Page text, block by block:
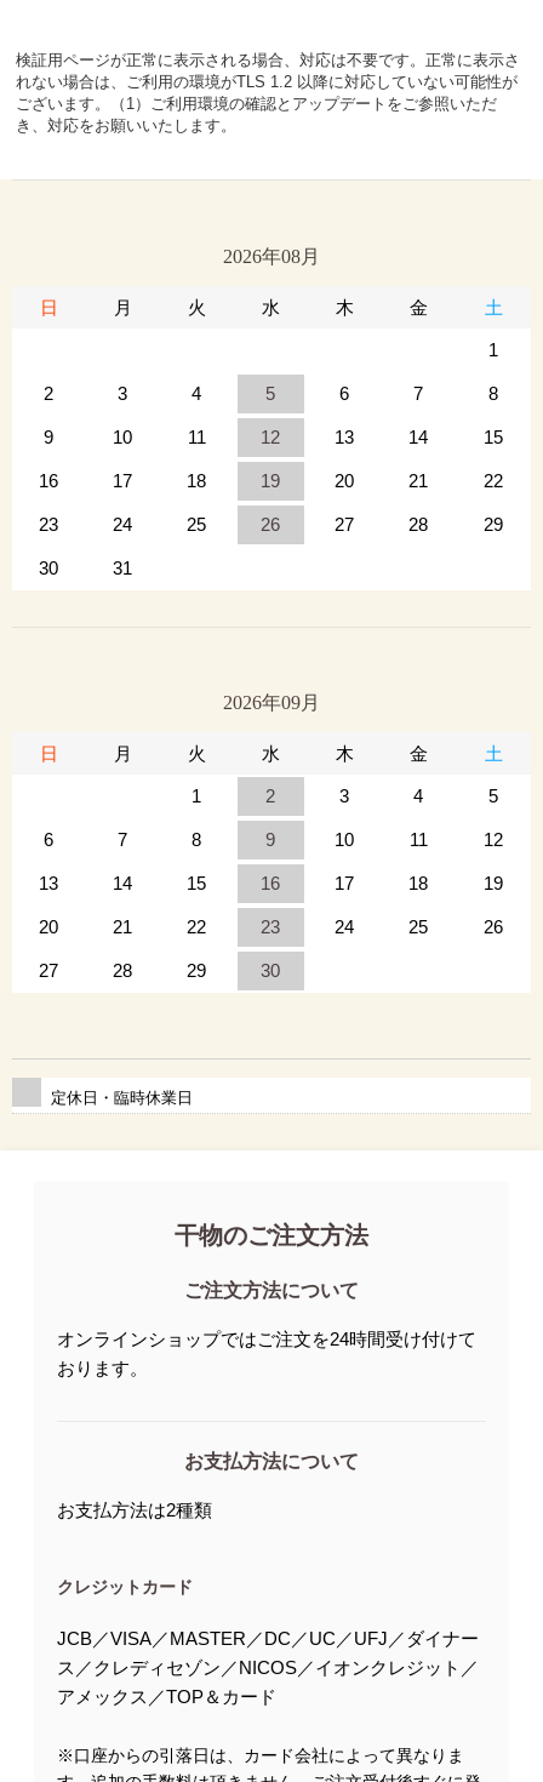
検証用ページが正常に表示される場合、対応は不要です。正常に表示さ
れない場合は、ご利用の環境がTLS 1.2 以降に対応していない可能性が
ございます。（1）ご利用環境の確認とアップデートをご参照いただ
き、対応をお願いいたします。
2026年08月
日 月 火 水 木 金 土
1
2 3 4 5 6 7 8
9 10 11 12 13 14 15
16 17 18 19 20 21 22
23 24 25 26 27 28 29
30 31
2026年09月
日 月 火 水 木 金 土
1 2 3 4 5
6 7 8 9 10 11 12
13 14 15 16 17 18 19
20 21 22 23 24 25 26
27 28 29 30
定休日・臨時休業日
干物のご注文方法
ご注文方法について
オンラインショップではご注文を24時間受け付けて
おります。
お支払方法について
お支払方法は2種類
クレジットカード
JCB／VISA／MASTER／DC／UC／UFJ／ダイナー
ス／クレディセゾン／NICOS／イオンクレジット／
アメックス／TOP＆カード
※口座からの引落日は、カード会社によって異なりま